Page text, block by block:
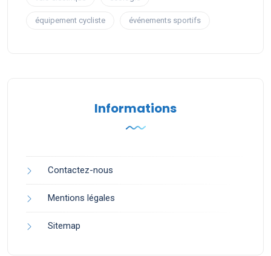
équipement cycliste événements sportifs
Informations
Contactez-nous
Mentions légales
Sitemap